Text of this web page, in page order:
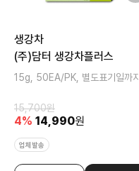
생강차
(주)담터 생강차플러스
15g, 50EA/PK, 별도표기일까지
15,700원
4% 14,990원
업체발송